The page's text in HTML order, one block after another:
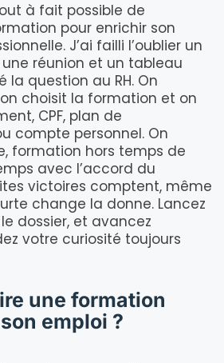
à fait possible de
pour enrichir son
J’ai failli l’oublier un
réunion et un tableau
la question au RH. On
choisit la formation et on
CPF, plan de
compte personnel. On
formation hors temps de
avec l’accord du
victoires comptent, même
change la donne. Lancez
dossier, et avancez
votre curiosité toujours
une formation
emploi ?